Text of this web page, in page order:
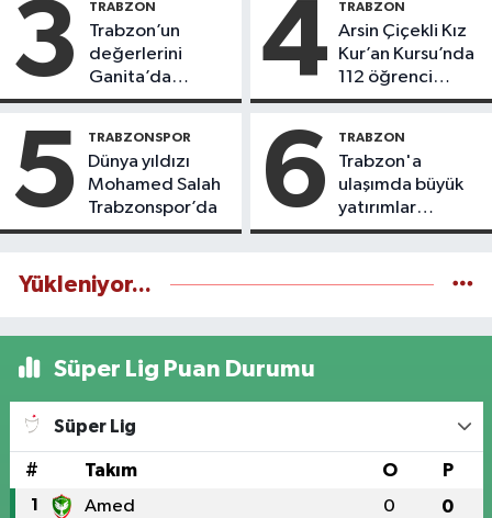
3 TRABZON
Trabzon’un
değerlerini
Ganita’da
yaşatıyoruz
4 TRABZON
Arsin Çiçekli Kız
Kur’an Kursu’nda
112 öğrenci
icazet aldı
5 TRABZONSPOR
Dünya yıldızı
Mohamed Salah
Trabzonspor’da
6 TRABZON
Trabzon'a
ulaşımda büyük
yatırımlar
yapılıyor
Yükleniyor...
Süper Lig Puan Durumu
Süper Lig
# Takım O P
1 Amed 0 0